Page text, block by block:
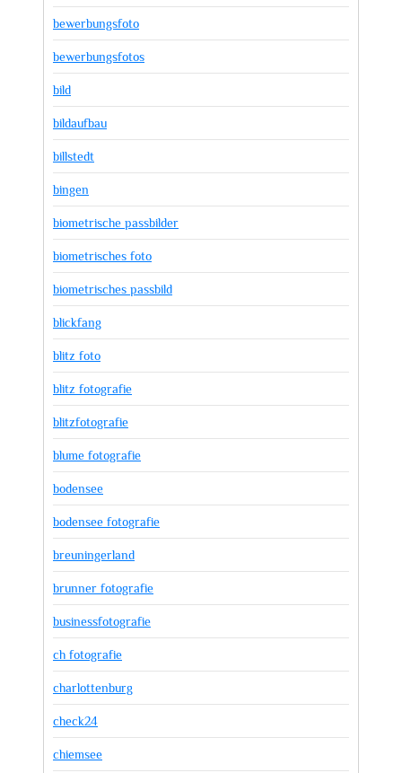
bewerbungsfoto
bewerbungsfotos
bild
bildaufbau
billstedt
bingen
biometrische passbilder
biometrisches foto
biometrisches passbild
blickfang
blitz foto
blitz fotografie
blitzfotografie
blume fotografie
bodensee
bodensee fotografie
breuningerland
brunner fotografie
businessfotografie
ch fotografie
charlottenburg
check24
chiemsee